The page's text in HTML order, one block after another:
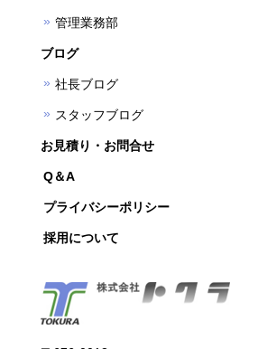
管理業務部
ブログ
社長ブログ
スタッフブログ
お見積り・お問合せ
Q＆A
プライバシーポリシー
採用について